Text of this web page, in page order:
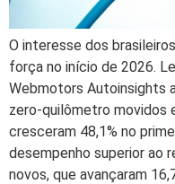
O interesse dos
força no início de 2026.
Webmotors Autoinsights
zero-quilômetro movidos
cresceram 48,1% no
desempenho superior ao
novos, que avançaram